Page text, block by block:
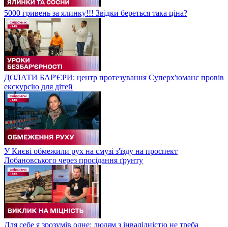
5000 гривень за ялинку!!! Звідки береться така ціна?
ДОЛАТИ БАР'ЄРИ: центр протезування Суперх'юманс провів
екскурсію для дітей
У Києві обмежили рух на смузі з'їзду на проспект
Лобановського через просідання ґрунту
Для себе я зрозумів одне: людям з інвалідністю не треба